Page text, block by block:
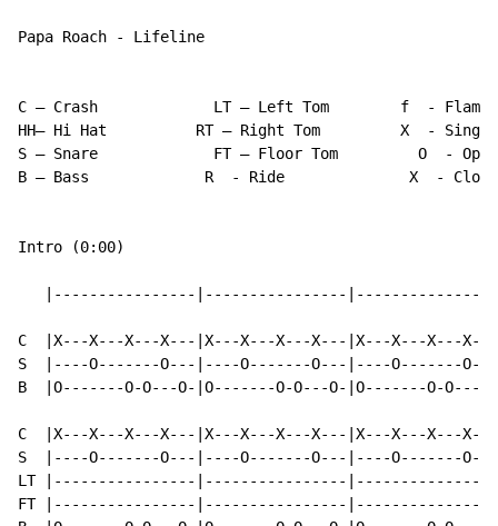
Papa Roach - Lifeline
C – Crash             LT – Left Tom        f  - Flam
HH– Hi Hat          RT – Right Tom         X  -
S – Snare             FT – Floor Tom         O  - Open
B – Bass             R  - Ride              X  -
Intro (0:00)
|----------------|----------------
C  |X---X---X---X---|X---X---X---X---|X---X---X---
S  |----O-------O---|----O-------O---|----O-------
B  |O-------O-O---O-|O-------O-O---O-|O-------O-O---
C  |X---X---X---X---|X---X---X---X---|X---X---X---
S  |----O-------O---|----O-------O---|----O-------O---
LT |----------------|----------------
FT |----------------|----------------|----------------